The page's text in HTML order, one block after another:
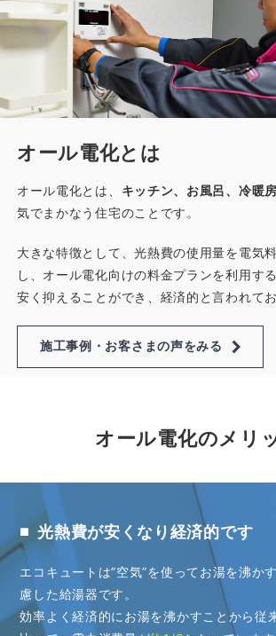
オール電化とは
オール電化とは、 キッチン、お風呂、冷暖房
気でまかなう住宅のことです。
大きな特徴として、光熱費の使用量を電気
し、オール電化向けの料金プランを利用す
安く抑えることができ、経済的と言われてお
施工事例・お客さまの声をみる
オール電化のメリ
■ 光熱費が安くなり経済的です
エコキュートは”空気”を使ってお湯を沸か
慮した給湯器です。
効率よく経済的にお湯を沸かすことから従